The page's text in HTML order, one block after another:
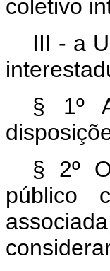
coletivo
III - a
§ 1º
§ 2º
público